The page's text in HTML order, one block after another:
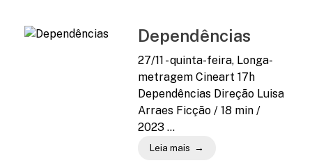
Dependências
27/11 - quinta-feira, Longa-
metragem Cineart 17h
Dependências Direção Luisa
Arraes Ficção / 18 min /
2023 ...
Leia mais